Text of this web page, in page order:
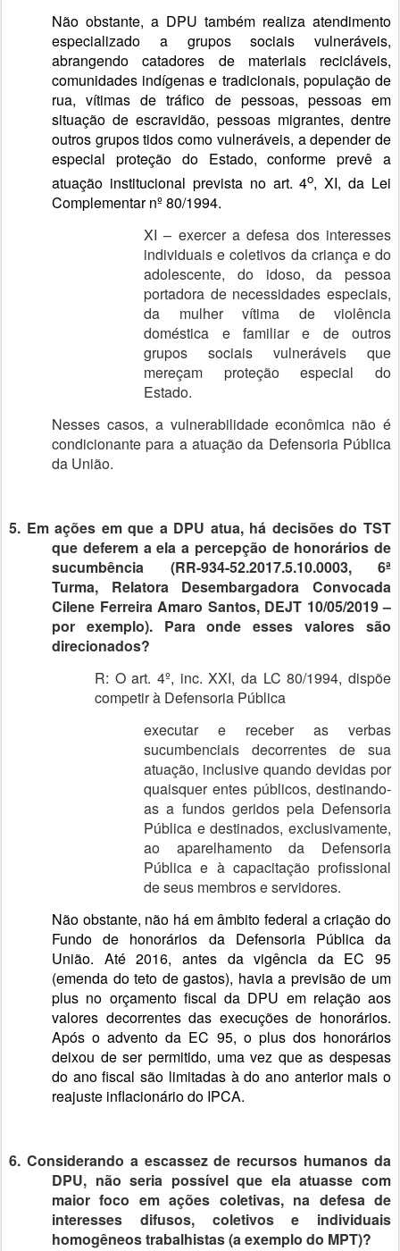
Não obstante, a DPU também realiza atendimento
especializado a grupos sociais vulneráveis,
abrangendo catadores de materiais recicláveis,
comunidades indígenas e tradicionais, população de
rua, vítimas de tráfico de pessoas, pessoas em
situação de escravidão, pessoas migrantes, dentre
outros grupos tidos como vulneráveis, a depender de
especial proteção do Estado, conforme prevê a
atuação institucional prevista no art. 4o, XI, da Lei
Complementar nº 80/1994.
XI – exercer a defesa dos interesses
individuais e coletivos da criança e do
adolescente, do idoso, da pessoa
portadora de necessidades especiais,
da mulher vítima de violência
doméstica e familiar e de outros
grupos sociais vulneráveis que
mereçam proteção especial do
Estado.
Nesses casos, a vulnerabilidade econômica não é
condicionante para a atuação da Defensoria Pública
da União.
5. Em ações em que a DPU atua, há decisões do TST
que deferem a ela a percepção de honorários de
sucumbência (RR-934-52.2017.5.10.0003, 6ª
Turma, Relatora Desembargadora Convocada
Cilene Ferreira Amaro Santos, DEJT 10/05/2019 –
por exemplo). Para onde esses valores são
direcionados?
R: O art. 4º, inc. XXI, da LC 80/1994, dispõe
competir à Defensoria Pública
executar e receber as verbas
sucumbenciais decorrentes de sua
atuação, inclusive quando devidas por
quaisquer entes públicos, destinando-
as a fundos geridos pela Defensoria
Pública e destinados, exclusivamente,
ao aparelhamento da Defensoria
Pública e à capacitação profissional
de seus membros e servidores.
Não obstante, não há em âmbito federal a criação do
Fundo de honorários da Defensoria Pública da
União. Até 2016, antes da vigência da EC 95
(emenda do teto de gastos), havia a previsão de um
plus no orçamento fiscal da DPU em relação aos
valores decorrentes das execuções de honorários.
Após o advento da EC 95, o plus dos honorários
deixou de ser permitido, uma vez que as despesas
do ano fiscal são limitadas à do ano anterior mais o
reajuste inflacionário do IPCA.
6. Considerando a escassez de recursos humanos da
DPU, não seria possível que ela atuasse com
maior foco em ações coletivas, na defesa de
interesses difusos, coletivos e individuais
homogêneos trabalhistas (a exemplo do MPT)?